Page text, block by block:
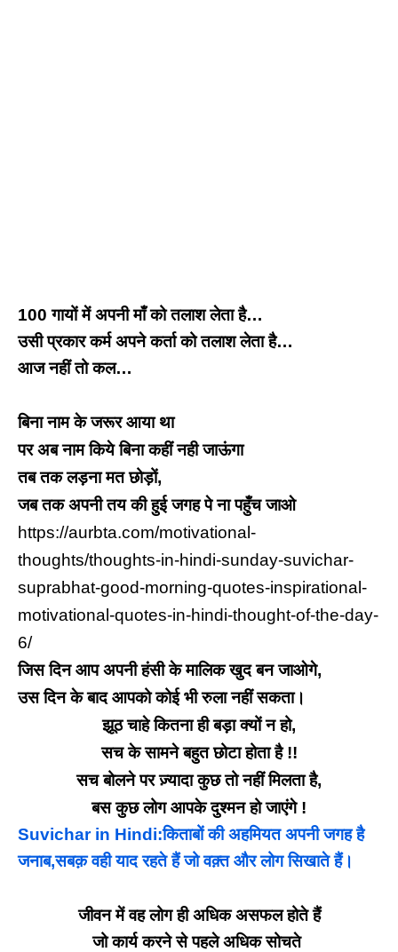
100 गायों में अपनी माँ को तलाश लेता है…
उसी प्रकार कर्म अपने कर्ता को तलाश लेता है…
आज नहीं तो कल…
बिना नाम के जरूर आया था
पर अब नाम किये बिना कहीं नही जाऊंगा
तब तक लड़ना मत छोड़ों,
जब तक अपनी तय की हुई जगह पे ना पहुँच जाओ
https://aurbta.com/motivational-
thoughts/thoughts-in-hindi-sunday-suvichar-
suprabhat-good-morning-quotes-inspirational-
motivational-quotes-in-hindi-thought-of-the-day-
6/
जिस दिन आप अपनी हंसी के मालिक खुद बन जाओगे,
उस दिन के बाद आपको कोई भी रुला नहीं सकता।
झूठ चाहे कितना ही बड़ा क्यों न हो,
सच के सामने बहुत छोटा होता है !!
सच बोलने पर ज़्यादा कुछ तो नहीं मिलता है,
बस कुछ लोग आपके दुश्मन हो जाएंगे !
Suvichar in Hindi:किताबों की अहमियत अपनी जगह है
जनाब,सबक़ वही याद रहते हैं जो वक़्त और लोग सिखाते हैं।
जीवन में वह लोग ही अधिक असफल होते हैं
जो कार्य करने से पहले अधिक सोचते